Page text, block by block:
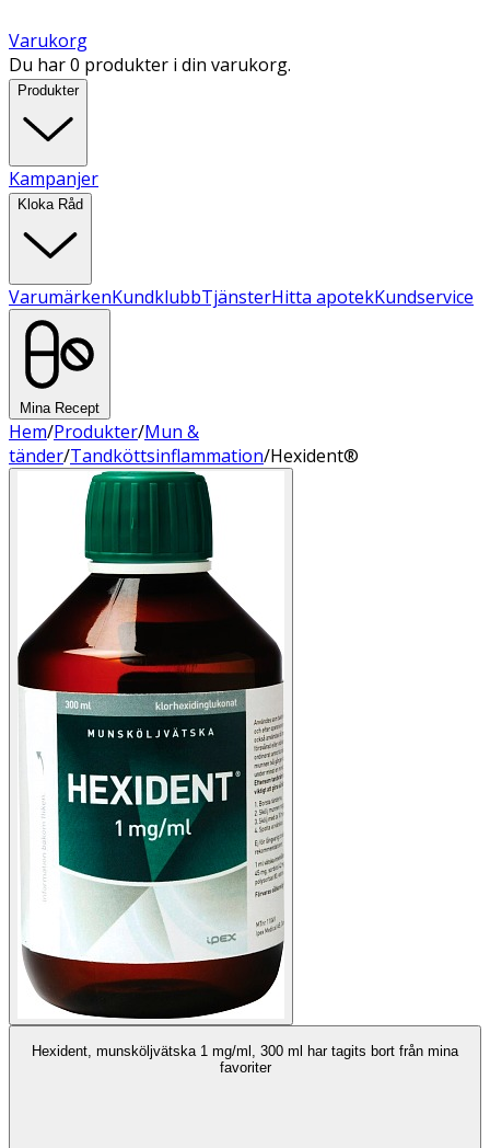
Varukorg
Du har 0 produkter i din varukorg.
Produkter
Kampanjer
Kloka Råd
VarumärkenKundklubbTjänsterHitta apotekKundservice
Mina Recept
Hem/Produkter/Mun &
tänder/Tandköttsinflammation/Hexident®
Hexident, munsköljvätska 1 mg/ml, 300 ml har tagits bort från mina
favoriter